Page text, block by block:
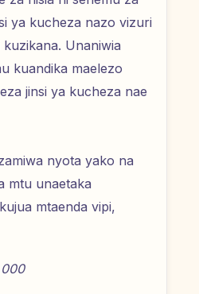
ya kucheza nazo vizuri
Unaniwia
kuandika maelezo
jinsi ya kucheza nae
nyota yako na
mtu unaetaka
mtaenda vipi,